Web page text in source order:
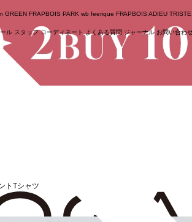
GREEN FRAPBOIS PARK wb feerique FRAPBOIS ADIEU
ル スタッフ コーディネート よくある質問 ジャーナル お問い合わ
トTシャツ